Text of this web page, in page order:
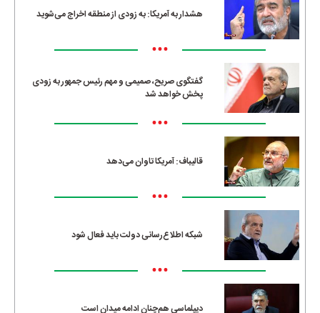
هشدار به آمریکا: به زودی از منطقه اخراج می‌شوید
•••
گفتگوی صریح، صمیمی و مهم رئیس جمهور به زودی
پخش خواهد شد
•••
قالیباف: آمریکا تاوان می‌دهد
•••
شبکه اطلاع‌رسانی دولت باید فعال شود
•••
دیپلماسی هم‌چنان ادامه میدان است